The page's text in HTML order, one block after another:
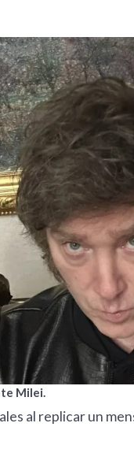
Milei.
al replicar un